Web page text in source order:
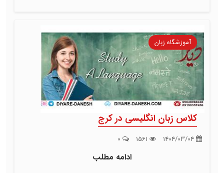
آموزشگاه زبان
کلاس زبان انگلیسی در کرج
ادامه مطلب